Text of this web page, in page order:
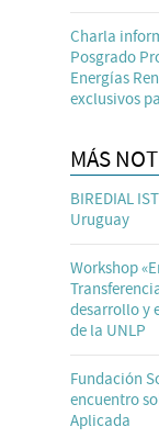
Charla
Posgrado
Energías
exclusivos
MÁS
BIREDIAL
Uruguay
Workshop
desarrollo y
de la UNLP
Fundación
encuentro
Aplicada